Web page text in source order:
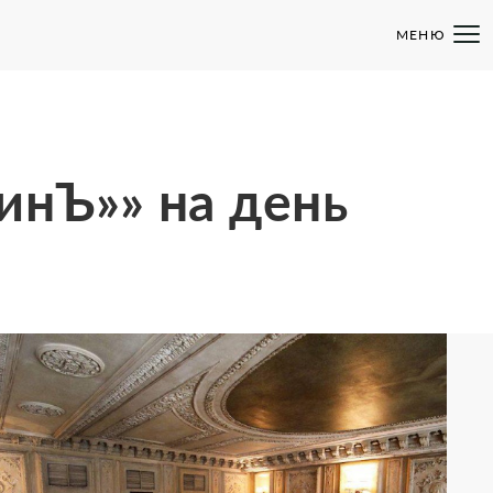
МЕНЮ
на день